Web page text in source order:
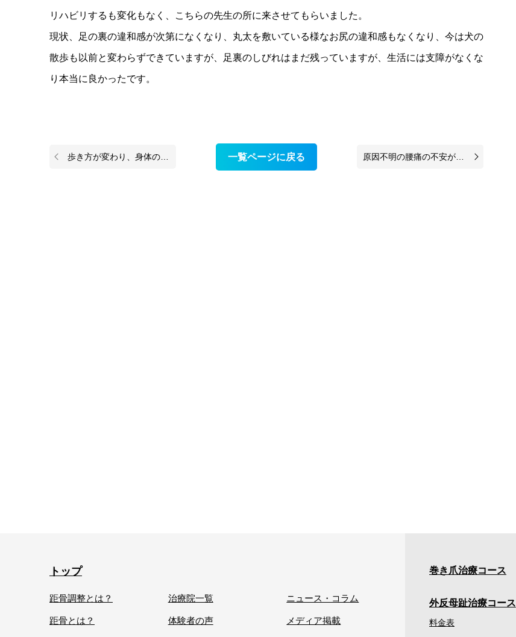
リハビリするも変化もなく、こちらの先生の所に来させてもらいました。
現状、足の裏の違和感が次第になくなり、丸太を敷いている様なお尻の違和感もなくなり、今は犬の
散歩も以前と変わらずできていますが、足裏のしびれはまだ残っていますが、生活には支障がなくな
り本当に良かったです。
歩き方が変わり、身体の使い方がわかりました｜40代女性 一覧ページに戻る 原因不明の腰痛の不安が軽減しました｜70代女性
トップ
距骨調整とは？
距骨とは？
治療院一覧
体験者の声
ニュース・コラム
メディア掲載
巻き爪治療コース
外反母趾治療コース
料金表